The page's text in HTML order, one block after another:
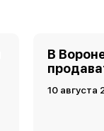
В
10 августа